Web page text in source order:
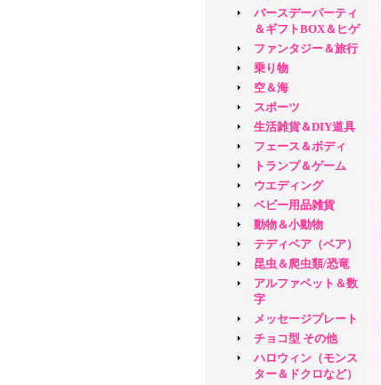
バースデーパーティ
＆ギフトBOX＆ヒゲ
ファンタジー＆旅行
乗り物
空＆海
スポーツ
生活雑貨＆DIY道具
フェース＆ボディ
トランプ＆ゲーム
ウエディング
ベビー用品雑貨
動物＆小動物
テディベア（ベア）
昆虫＆爬虫類/恐竜
アルファベット＆数
字
メッセージプレート
チョコ型 その他
ハロウィン（モンス
ター＆ドクロなど）